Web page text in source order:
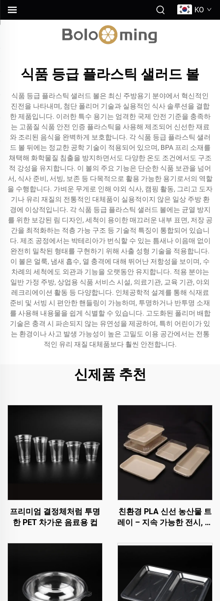
KO
식품 등급 플라스틱 샐러드 볼
식품 등급 플라스틱 샐러드 볼은 최신 주방용기 분야에서 혁신적인
진전을 나타내며, 첨단 폴리머 기술과 실용적인 식사 솔루션을 결합
한 제품입니다. 이러한 특수 용기는 엄격한 국제 안전 기준을 충족하
는 고품질 식품 안전 인증 플라스틱을 사용해 제조되어 신선한 재료
와 조리된 음식을 완벽하게 보호합니다. 각 식품 등급 플라스틱 샐러
드 볼 뒤에는 정교한 공학 기술이 적용되어 있으며, BPA 프리 소재를
채택해 화학물질 침출을 방지하면서도 다양한 온도 조건에서도 구조
적 강성을 유지합니다. 이 볼의 주요 기능은 단순한 식품 보관을 넘어
서, 식사 준비, 서빙, 보존 등 다목적으로 활용 가능한 용기로서의 역할
을 수행합니다. 가벼운 무게로 인해 야외 식사, 캠핑 활동, 그리고 도자
기나 유리 재질의 전통적인 대체품이 실용적이지 않은 일상 주방 환
경에 이상적입니다. 각 식품 등급 플라스틱 샐러드 볼에는 균열 방지
를 위한 보강된 림 디자인, 세척이 용이한 매끄러운 내부 표면, 저장 공
간을 최적화하는 적층 가능 구조 등 기술적 특징이 통합되어 있습니
다. 제조 공정에서는 박테리아가 번식할 수 있는 틈새나 이음매 없이
완전히 밀착된 형태를 구현하기 위해 사출 성형 기술을 적용합니다.
이 볼은 얼룩, 냄새 흡수, 열 충격에 대해 뛰어난 저항성을 보이며, 수
차례의 세척에도 외관과 기능을 오랫동안 유지합니다. 적용 분야는
일반 가정 주방, 상업용 식품 서비스 시설, 의료기관, 교육 기관, 야외
레크리에이션 활동 등 다양합니다. 인체공학적 설계를 통해 식재료
준비 및 서빙 시 편안한 핸들링이 가능하며, 투명하거나 반투명 소재
를 사용해 내용물을 쉽게 식별할 수 있습니다. 고도화된 폴리머 배합
기술은 충격 시 파손되지 않는 유연성을 제공하여, 특히 어린이가 있
는 환경이나 사고 발생 가능성이 높은 고밀도 이용 공간에서는 전통
적인 유리 재질 대체품보다 훨씬 안전합니다.
신제품 추천
프리미엄 결정체처럼 투명
한 PET 차가운 음료용 컵
친환경 PLA 신선 농산물 트
레이 – 지속 가능한 전시, 판